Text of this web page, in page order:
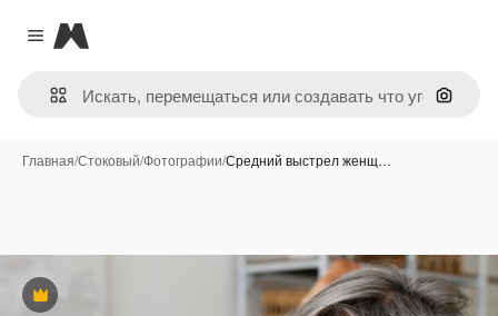
Close menu
Magnific
Поиск
Главная/Стоковый/Фотографии/Средний выстрел женщ…
Премиум